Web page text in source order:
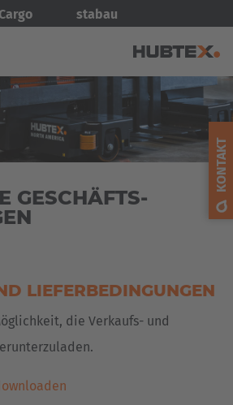
stabau
GESCHÄFTS­
LIEFERBEDINGUNGEN
die Verkaufs- und
KONTAKT